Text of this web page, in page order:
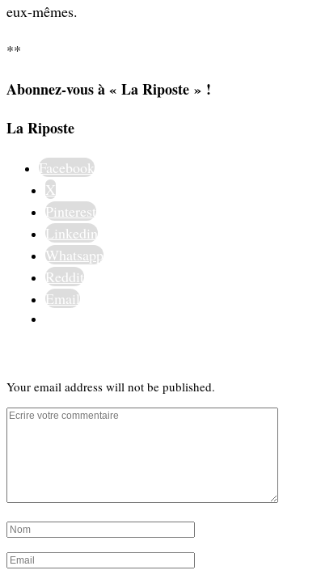
eux-mêmes.
**
Abonnez-vous à « La Riposte » !
La Riposte
Facebook
X
Pinterest
Linkedin
Whatsapp
Reddit
Email
Your email address will not be published.